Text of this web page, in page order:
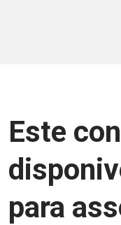
Este
para